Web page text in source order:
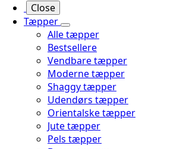
Close
Tæpper
Alle tæpper
Bestsellere
Vendbare tæpper
Moderne tæpper
Shaggy tæpper
Udendørs tæpper
Orientalske tæpper
Jute tæpper
Pels tæpper